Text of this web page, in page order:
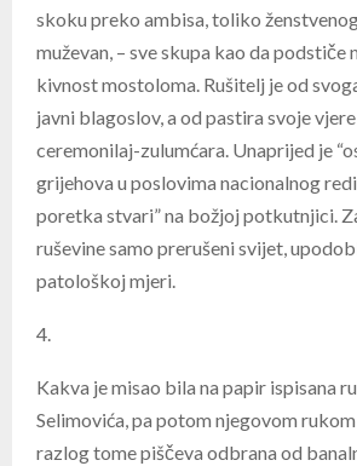
skoku preko ambisa, toliko
muževan, – sve skupa kao da podstiče
kivnost mostoloma. Rušitelj je od
javni blagoslov, a od pastira svoje
ceremonilaj-zulumćara. Unaprijed je
grijehova u poslovima nacionalnog
poretka stvari” na božjoj potkutnjici.
ruševine samo prerušeni svijet,
patološkoj mjeri.
4.
Kakva je misao bila na papir ispisana
Selimovića, pa potom njegovom
razlog tome piščeva odbrana od